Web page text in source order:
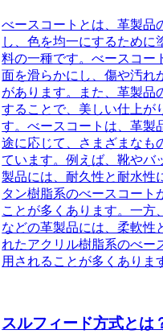
べースコートとは、革製品
し、色を均一にするために
料の一種です。べースコー
面を滑らかにし、傷や汚れ
があります。また、革製品
することで、美しい仕上が
す。べースコートは、革製
途に応じて、さまざまなも
ています。例えば、靴やバ
製品には、耐久性と耐水性
タン樹脂系のべースコート
ことが多くあります。一方
などの革製品には、柔軟性
れたアクリル樹脂系のべー
用されることが多くありま
スルフィード方式とは